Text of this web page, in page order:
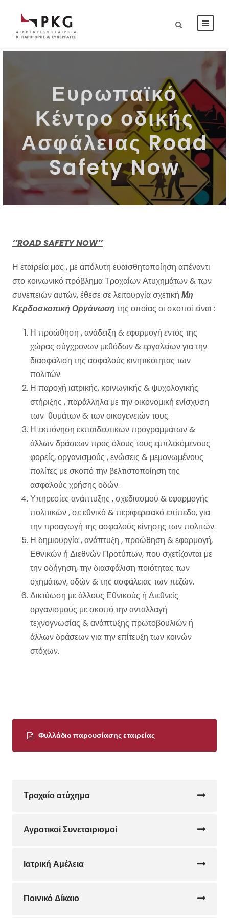
Ευρωπαϊκό
Κέντρο οδικής
Ασφάλειας Road
Safety Now
‘’ROAD SAFETY NOW’’
Η εταιρεία μας , με απόλυτη ευαισθητοποίηση απέναντι
στο κοινωνικό πρόβλημα Τροχαίων Ατυχημάτων & των
συνεπειών αυτών, έθεσε σε λειτουργία σχετική Μη
Κερδοσκοπική Οργάνωση της οποίας οι σκοποί είναι :
Η προώθηση , ανάδειξη & εφαρμογή εντός της
χώρας σύγχρονων μεθόδων & εργαλείων για την
διασφάλιση της ασφαλούς κινητικότητας των
πολιτών.
Η παροχή ιατρικής, κοινωνικής & ψυχολογικής
στήριξης , παράλληλα με την οικονομική ενίσχυση
των θυμάτων & των οικογενειών τους.
Η εκπόνηση εκπαιδευτικών προγραμμάτων &
άλλων δράσεων προς όλους τους εμπλεκόμενους
φορείς, οργανισμούς , ενώσεις & μεμονωμένους
πολίτες με σκοπό την βελτιστοποίηση της
ασφαλούς χρήσης οδών.
Υπηρεσίες ανάπτυξης , σχεδιασμού & εφαρμογής
πολιτικών , σε εθνικό & περιφερειακό επίπεδο, για
την προαγωγή της ασφαλούς κίνησης των πολιτών.
Η δημιουργία , ανάπτυξη , προώθηση & εφαρμογή,
Εθνικών ή Διεθνών Προτύπων, που σχετίζονται με
την οδήγηση, την διασφάλιση ποιότητας των
οχημάτων, οδών & της ασφάλειας των πεζών.
Δικτύωση με άλλους Εθνικούς ή Διεθνείς
οργανισμούς με σκοπό την ανταλλαγή
τεχνογνωσίας & ανάπτυξης πρωτοβουλιών ή
άλλων δράσεων για την επίτευξη των κοινών
στόχων.
Φυλλάδιο παρουσίασης εταιρείας
Τροχαίο ατύχημα
Αγροτικοί Συνεταιρισμοί
Ιατρική Αμέλεια
Ποινικό Δίκαιο